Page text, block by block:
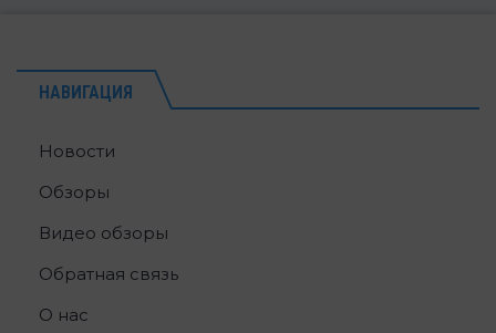
НАВИГАЦИЯ
Новости
Обзоры
Видео обзоры
Обратная связь
О нас